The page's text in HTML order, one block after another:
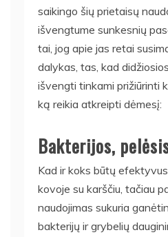
saikingo šių prietaisų
išvengtume sunkesnių
tai, jog apie jas retai
dalykas, tas, kad
išvengti tinkami prižiūrinti
ką reikia atkreipti dėmesį:
Bakterijos,
Kad ir koks būtų
kovoje su karščiu, tačiau
naudojimas sukuria
bakterijų ir grybelių